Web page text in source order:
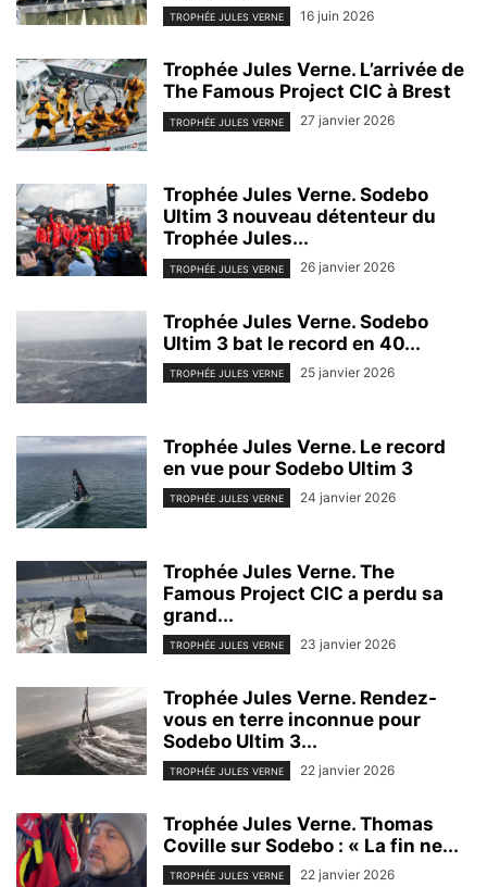
TROPHÉE JULES VERNE 16 juin 2026
Trophée Jules Verne. L’arrivée de
The Famous Project CIC à Brest
TROPHÉE JULES VERNE 27 janvier 2026
Trophée Jules Verne. Sodebo
Ultim 3 nouveau détenteur du
Trophée Jules...
TROPHÉE JULES VERNE 26 janvier 2026
Trophée Jules Verne. Sodebo
Ultim 3 bat le record en 40...
TROPHÉE JULES VERNE 25 janvier 2026
Trophée Jules Verne. Le record
en vue pour Sodebo Ultim 3
TROPHÉE JULES VERNE 24 janvier 2026
Trophée Jules Verne. The
Famous Project CIC a perdu sa
grand...
TROPHÉE JULES VERNE 23 janvier 2026
Trophée Jules Verne. Rendez-
vous en terre inconnue pour
Sodebo Ultim 3...
TROPHÉE JULES VERNE 22 janvier 2026
Trophée Jules Verne. Thomas
Coville sur Sodebo : « La fin ne...
TROPHÉE JULES VERNE 22 janvier 2026